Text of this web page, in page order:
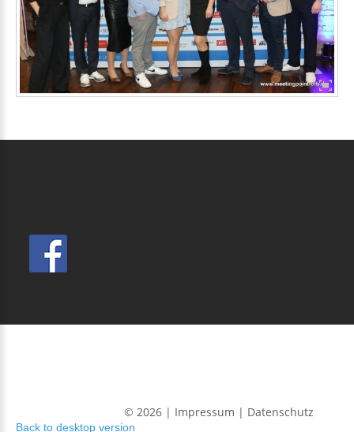
© 2026 Impressum | Datenschutz
Back to desktop version